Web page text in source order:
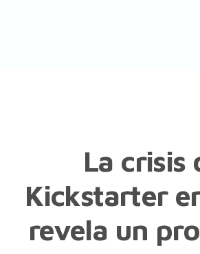
La crisis
Kickstarter
revela un